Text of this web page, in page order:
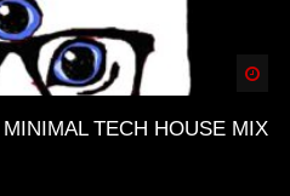
TECH HOUSE MIX